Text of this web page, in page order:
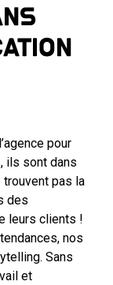
pour
ils sont dans
pas la
des
leurs clients !
nos
Sans
et